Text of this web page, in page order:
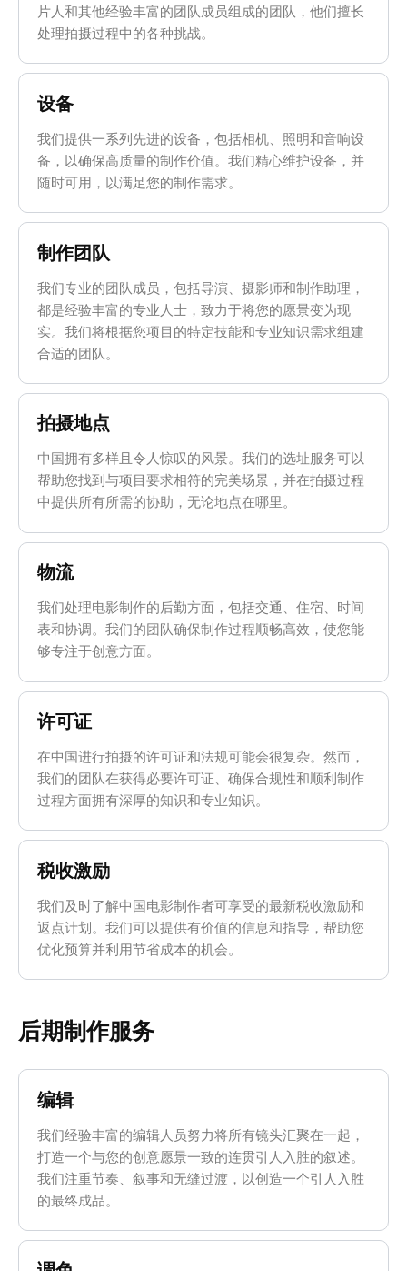
片人和其他经验丰富的团队成员组成的团队，他们擅长
处理拍摄过程中的各种挑战。
设备
我们提供一系列先进的设备，包括相机、照明和音响设
备，以确保高质量的制作价值。我们精心维护设备，并
随时可用，以满足您的制作需求。
制作团队
我们专业的团队成员，包括导演、摄影师和制作助理，
都是经验丰富的专业人士，致力于将您的愿景变为现
实。我们将根据您项目的特定技能和专业知识需求组建
合适的团队。
拍摄地点
中国拥有多样且令人惊叹的风景。我们的选址服务可以
帮助您找到与项目要求相符的完美场景，并在拍摄过程
中提供所有所需的协助，无论地点在哪里。
物流
我们处理电影制作的后勤方面，包括交通、住宿、时间
表和协调。我们的团队确保制作过程顺畅高效，使您能
够专注于创意方面。
许可证
在中国进行拍摄的许可证和法规可能会很复杂。然而，
我们的团队在获得必要许可证、确保合规性和顺利制作
过程方面拥有深厚的知识和专业知识。
税收激励
我们及时了解中国电影制作者可享受的最新税收激励和
返点计划。我们可以提供有价值的信息和指导，帮助您
优化预算并利用节省成本的机会。
后期制作服务
编辑
我们经验丰富的编辑人员努力将所有镜头汇聚在一起，
打造一个与您的创意愿景一致的连贯引人入胜的叙述。
我们注重节奏、叙事和无缝过渡，以创造一个引人入胜
的最终成品。